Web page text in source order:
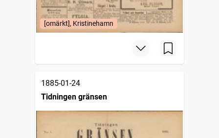
[omärkt], Kristinehamn
1885-01-24
Tidningen gränsen